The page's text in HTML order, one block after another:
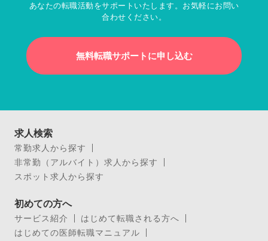
あなたの転職活動をサポートいたします。お気軽にお問い
合わせください。
無料転職サポートに申し込む
求人検索
常勤求人から探す
非常勤（アルバイト）求人から探す
スポット求人から探す
初めての方へ
サービス紹介
はじめて転職される方へ
はじめての医師転職マニュアル